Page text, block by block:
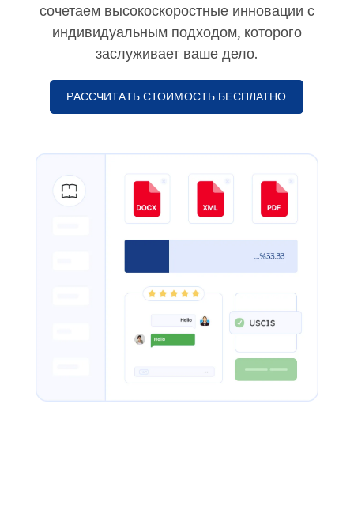
сочетаем высокоскоростные инновации с
индивидуальным подходом, которого
заслуживает ваше дело.
РАССЧИТАТЬ СТОИМОСТЬ БЕСПЛАТНО